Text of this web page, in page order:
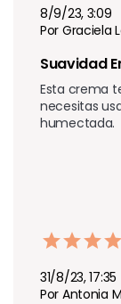
8/9/23, 3:09
Por Graciela
Suavidad
Esta crema
necesitas
humectada.
31/8/23, 17:35
Por Antonia